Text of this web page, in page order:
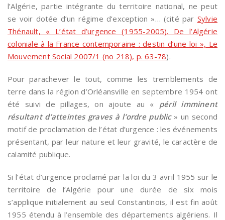
l’Algérie, partie intégrante du territoire national, ne peut
se voir dotée d’un régime d’exception »… (cité par Sylvie
Thénault, « L’état d’urgence (1955-2005). De l’Algérie
coloniale à la France contemporaine : destin d’une loi », Le
Mouvement Social 2007/1 (no 218), p. 63-78).
Pour parachever le tout, comme les tremblements de
terre dans la région d’Orléansville en septembre 1954 ont
été suivi de pillages, on ajoute au « péril imminent
résultant d’atteintes graves à l’ordre public» un second
motif de proclamation de l’état d’urgence : les événements
présentant, par leur nature et leur gravité, le caractère de
calamité publique.
Si l’état d’urgence proclamé par la loi du 3 avril 1955 sur le
territoire de l’Algérie pour une durée de six mois
s’applique initialement au seul Constantinois, il est fin août
1955 étendu à l’ensemble des départements algériens. Il